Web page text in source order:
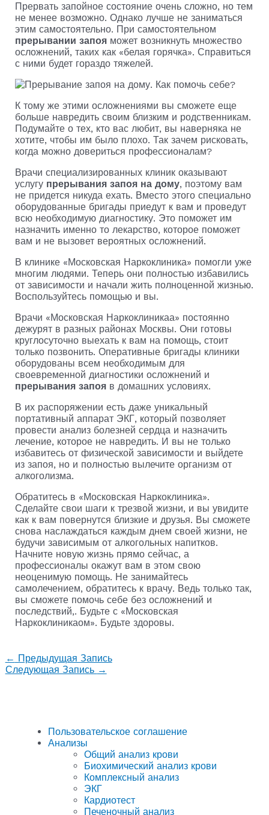
Прервать запойное состояние очень сложно, но тем
не менее возможно. Однако лучше не заниматься
этим самостоятельно. При самостоятельном
прерывании запояможет возникнуть множество
осложнений, таких как «белая горячка». Справиться
с ними будет гораздо тяжелей.
К тому же этими осложнениями вы сможете еще
больше навредить своим близким и родственникам.
Подумайте о тех, кто вас любит, вы наверняка не
хотите, чтобы им было плохо. Так зачем рисковать,
когда можно довериться профессионалам?
Врачи специализированных клиник оказывают
услугу прерывания запоя на дому, поэтому вам
не придется никуда ехать. Вместо этого специально
оборудованные бригады приедут к вам и проведут
всю необходимую диагностику. Это поможет им
назначить именно то лекарство, которое поможет
вам и не вызовет вероятных осложнений.
В клинике «Московская Наркоклиника» помогли уже
многим людями. Теперь они полностью избавились
от зависимости и начали жить полноценной жизнью.
Воспользуйтесь помощью и вы.
Врачи «Московская Наркоклиникаа» постоянно
дежурят в разных районах Москвы. Они готовы
круглосуточно выехать к вам на помощь, стоит
только позвонить. Оперативные бригады клиники
оборудованы всем необходимым для
своевременной диагностики осложнений и
прерывания запояв домашних условиях.
В их распоряжении есть даже уникальный
портативный аппарат ЭКГ, который позволяет
провести анализ болезней сердца и назначить
лечение, которое не навредить. И вы не только
избавитесь от физической зависимости и выйдете
из запоя, но и полностью вылечите организм от
алкоголизма.
Обратитесь в «Московская Наркоклиника».
Сделайте свои шаги к трезвой жизни, и вы увидите
как к вам повернутся близкие и друзья. Вы сможете
снова наслаждаться каждым днем своей жизни, не
будучи зависимым от алкогольных напитков.
Начните новую жизнь прямо сейчас, а
профессионалы окажут вам в этом свою
неоценимую помощь. Не занимайтесь
самолечением, обратитесь к врачу. Ведь только так,
вы сможете помочь себе без осложнений и
последствий,. Будьте с «Московская
Наркоклиникаом». Будьте здоровы.
← Предыдущая Запись
Следующая Запись →
Пользовательское соглашение
Анализы
Общий анализ крови
Биохимический анализ крови
Комплексный анализ
ЭКГ
Кардиотест
Печеночный анализ